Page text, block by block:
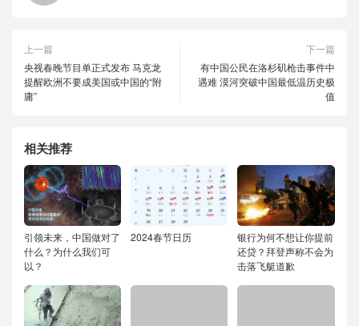
上一篇
央视春晚节目单正式发布 马克龙
提醒欧洲不要成美国或中国的“附
庸”
下一篇
有中国公民在洛杉矶枪击事件中
遇难 漠河突破中国最低温历史极
值
相关推荐
引领未来，中国做对了
什么？为什么我们可
以？
2024春节日历
银行为何不想让你提前
还贷？拜登声称不会为
击落飞艇道歉